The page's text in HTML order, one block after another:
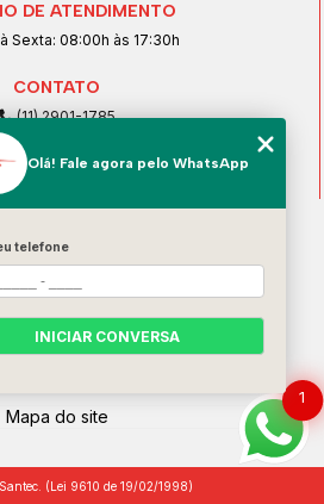
DE ATENDIMENTO
Sexta: 08:00h às 17:30h
CONTATO
(11) 2901-1785
(11) 99239-1832
Home
Empresa
SERVIÇOS
Contato
Mapa do site
(Lei 9610 de 19/02/1998)
1
Olá! Fale agora pelo WhatsApp
telefone
INICIAR CONVERSA